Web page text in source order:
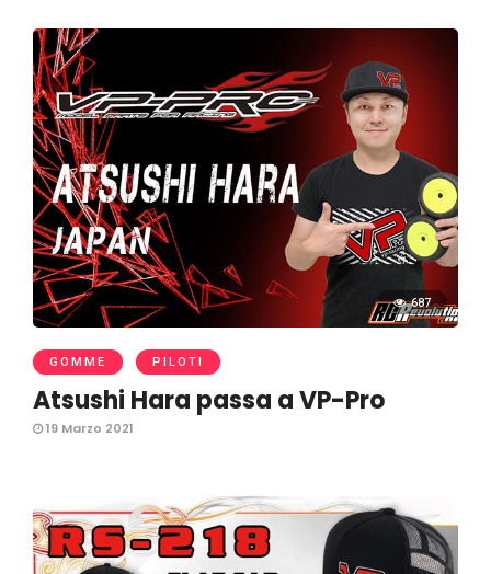
687
GOMME PILOTI
Atsushi Hara passa a VP-Pro
19 Marzo 2021